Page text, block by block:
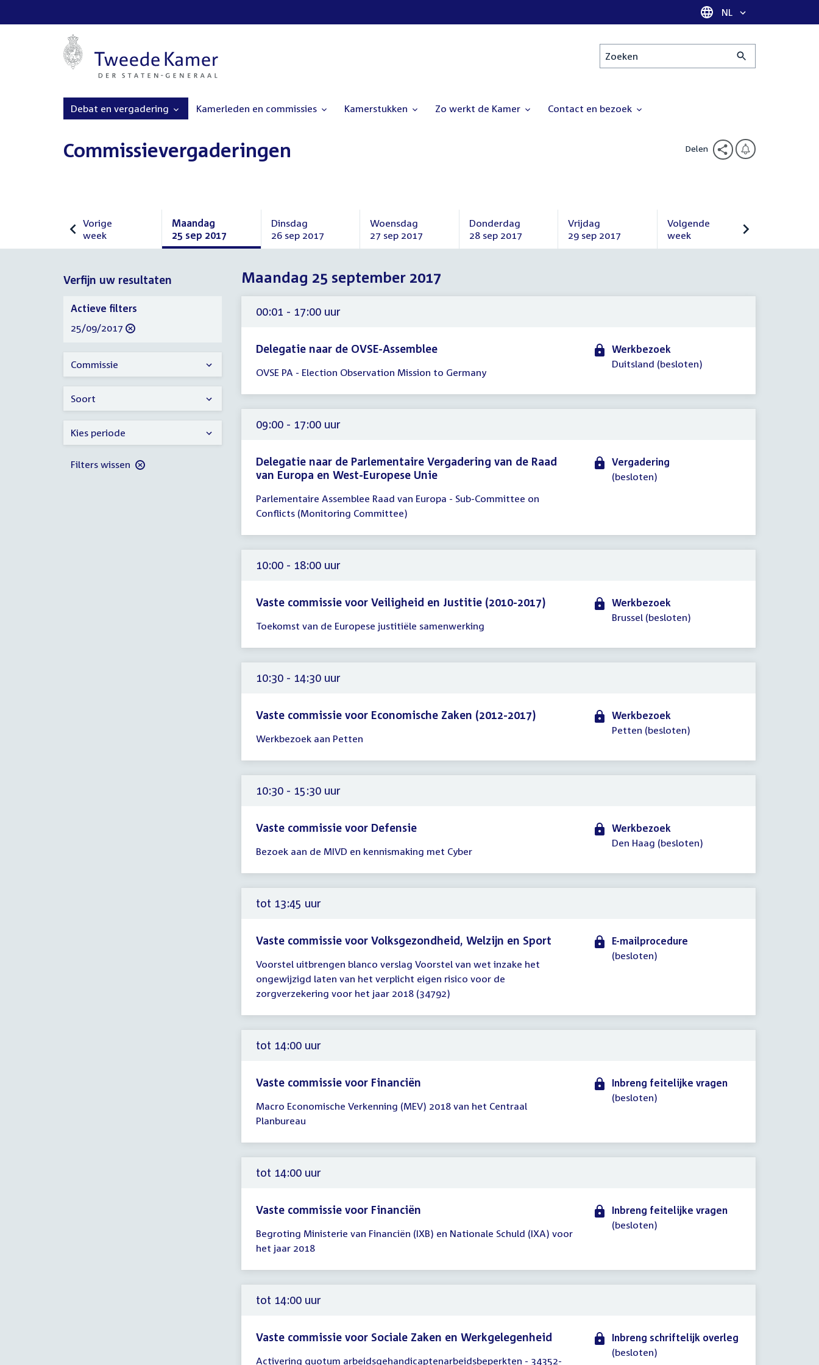
Taal selectie
NL
Zoeken
Debat en vergadering Kamerleden en commissies Kamerstukken Zo werkt de Kamer Contact en bezoek
Commissievergaderingen Delen
Vorige
week
Vorige
Maandag
25 sep 2017
Maandag
Dinsdag
26 sep 2017
Dinsdag
september
2017
Woensdag
27 sep 2017
Woensdag
september
2017
Donderdag
28 sep 2017
Donderdag
Vrijdag
29 sep 2017
Vrijdag
Volgende
week
Volgende
Maandag 25 september 2017
Verfijn uw resultaten
00:01 - 17:00 uur
Delegatie naar de OVSE-Assemblee
vergadering
00:01
-
17:00
OVSE PA - Election Observation Mission to Germany
Werkbezoek
Duitsland (besloten)
09:00 - 17:00 uur
Delegatie naar de Parlementaire Vergadering van de Raad
van Europa en West-Europese Unie
vergadering
09:00
-
17:00
uur
Parlementaire Assemblee Raad van Europa - Sub-Committee on
Conflicts (Monitoring Committee)
Vergadering
(besloten)
10:00 - 18:00 uur
Vaste commissie voor Veiligheid en Justitie (2010-2017)
vergadering
10:00
-
18:00
Toekomst van de Europese justitiële samenwerking
Werkbezoek
Brussel (besloten)
10:30 - 14:30 uur
Vaste commissie voor Economische Zaken (2012-2017)
vergadering
10:30
-
14:30
Werkbezoek aan Petten
Werkbezoek
Petten (besloten)
10:30 - 15:30 uur
Vaste commissie voor Defensie
vergadering
10:30
-
15:30
Bezoek aan de MIVD en kennismaking met Cyber
Werkbezoek
Den Haag (besloten)
tot 13:45 uur
Vaste commissie voor Volksgezondheid, Welzijn en Sport
vergadering
tot
13:45
uur
Voorstel uitbrengen blanco verslag Voorstel van wet inzake het
ongewijzigd laten van het verplicht eigen risico voor de
zorgverzekering voor het jaar 2018 (34792)
E-mailprocedure
(besloten)
tot 14:00 uur
Vaste commissie voor Financiën
vergadering
tot
14:00
uur
Macro Economische Verkenning (MEV) 2018 van het Centraal
Planbureau
Inbreng feitelijke vragen
(besloten)
tot 14:00 uur
Vaste commissie voor Financiën
vergadering
tot
14:00
uur
Begroting Ministerie van Financiën (IXB) en Nationale Schuld (IXA) voor
het jaar 2018
Inbreng feitelijke vragen
(besloten)
tot 14:00 uur
Vaste commissie voor Sociale Zaken en Werkgelegenheid
Activering quotum arbeidsgehandicaptenarbeidsbeperkten - 34352-
Inbreng schriftelijk overleg
(besloten)
Verfijn
uw
resultaten
Actieve filters
verwijder
25/09/2017
Commissie
Soort
Kies periode
Filters wissen